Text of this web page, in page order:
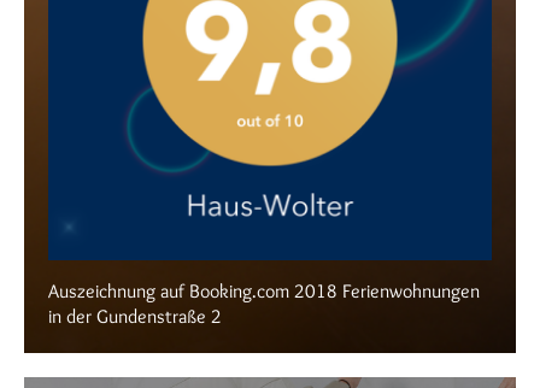
Auszeichnung auf Booking.com 2018 Ferienwohnungen
in der Gundenstraße 2